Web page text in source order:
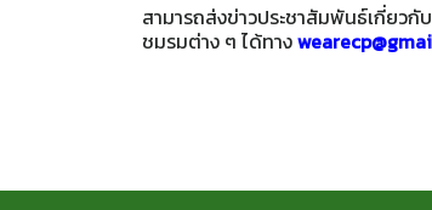
สามารถส่งข่าวประชาสัมพันธ์เกี่ยว
ชมรมต่าง ๆ ได้ทาง